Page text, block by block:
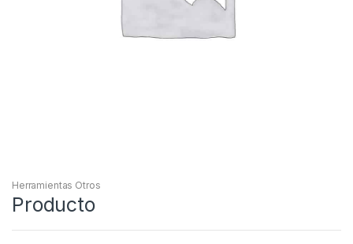
Herramientas Otros
Producto